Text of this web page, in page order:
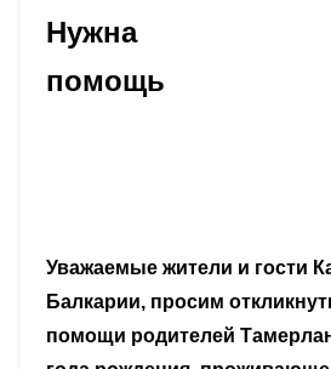
Нужна
помощь
Уважаемые земляки и все
граждане.